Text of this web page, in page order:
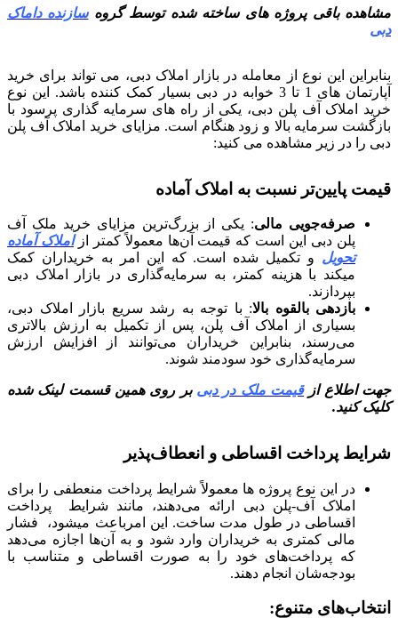
مشاهده باقی پروژه های ساخته شده توسط گروهسازنده داماک
دبی
بنابراین این نوع از معامله در بازار املاک دبی، می تواند برای خرید
آپارتمان های 1 تا 3 خوابه در دبی بسیار کمک کننده باشد. این نوع
خرید املاک آف پلن دبی، یکی از راه های سرمایه گذاری پرسود با
بازگشت سرمایه بالا و زود هنگام است. مزایای خرید املاک آف پلن
دبی را در زیر مشاهده می کنید:
قیمت پایین‌تر نسبت به املاک آماده
صرفه‌جویی مالی: یکی از بزرگ‌ترین مزایای خرید ملک آف
پلن دبی این است که قیمت آن‌ها معمولاً کمتر ازاملاک آماده
تحویل و تکمیل شده است. که این امر به خریداران کمک
میکند با هزینه کمتر، به سرمایه‌گذاری در بازار املاک دبی
بپردازند.
بازدهی بالقوه بالا: با توجه به رشد سریع بازار املاک دبی،
بسیاری از املاک آف پلن، پس از تکمیل به ارزش بالاتری
می‌رسند، بنابراین خریداران می‌توانند از افزایش ارزش
سرمایه‌گذاری خود سودمند شوند.
جهت اطلاع ازقیمت ملک در دبی بر روی همین قسمت لینک شده
کلیک کنید.
شرایط پرداخت اقساطی و انعطاف‌پذیر
در این نوع پروژه ها معمولاً شرایط پرداخت منعطفی را برای
املاک آف-پلن دبی ارائه می‌دهند، مانند شرایط پرداخت
اقساطی در طول مدت ساخت. این امرباعث میشود، فشار
مالی کمتری به خریداران وارد شود و به آن‌ها اجازه می‌دهد
که پرداخت‌های خود را به صورت اقساطی و متناسب با
بودجه‌شان انجام دهند.
انتخاب‌های متنوع: